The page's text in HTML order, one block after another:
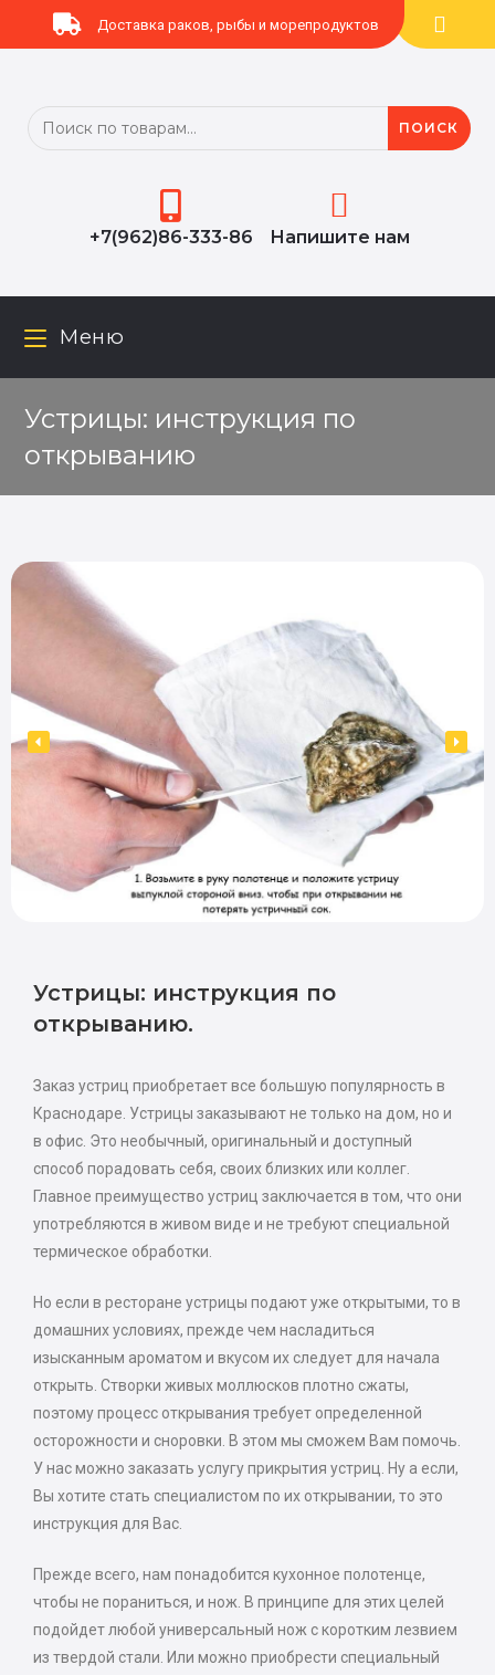
Доставка раков, рыбы и морепродуктов
ПОИСК
+7(962)86-333‬-86 Напишите нам
Меню
Устрицы: инструкция по
открыванию
Устрицы: инструкция по
открыванию.
Заказ устриц приобретает все большую популярность в
Краснодаре. Устрицы заказывают не только на дом, но и
в офис. Это необычный, оригинальный и доступный
способ порадовать себя, своих близких или коллег.
Главное преимущество устриц заключается в том, что они
употребляются в живом виде и не требуют специальной
термическое обработки.
Но если в ресторане устрицы подают уже открытыми, то в
домашних условиях, прежде чем насладиться
изысканным ароматом и вкусом их следует для начала
открыть. Створки живых моллюсков плотно сжаты,
поэтому процесс открывания требует определенной
осторожности и сноровки. В этом мы сможем Вам помочь.
У нас можно заказать услугу прикрытия устриц. Ну а если,
Вы хотите стать специалистом по их открывании, то это
инструкция для Вас.
Прежде всего, нам понадобится кухонное полотенце,
чтобы не пораниться, и нож. В принципе для этих целей
подойдет любой универсальный нож с коротким лезвием
из твердой стали. Или можно приобрести специальный